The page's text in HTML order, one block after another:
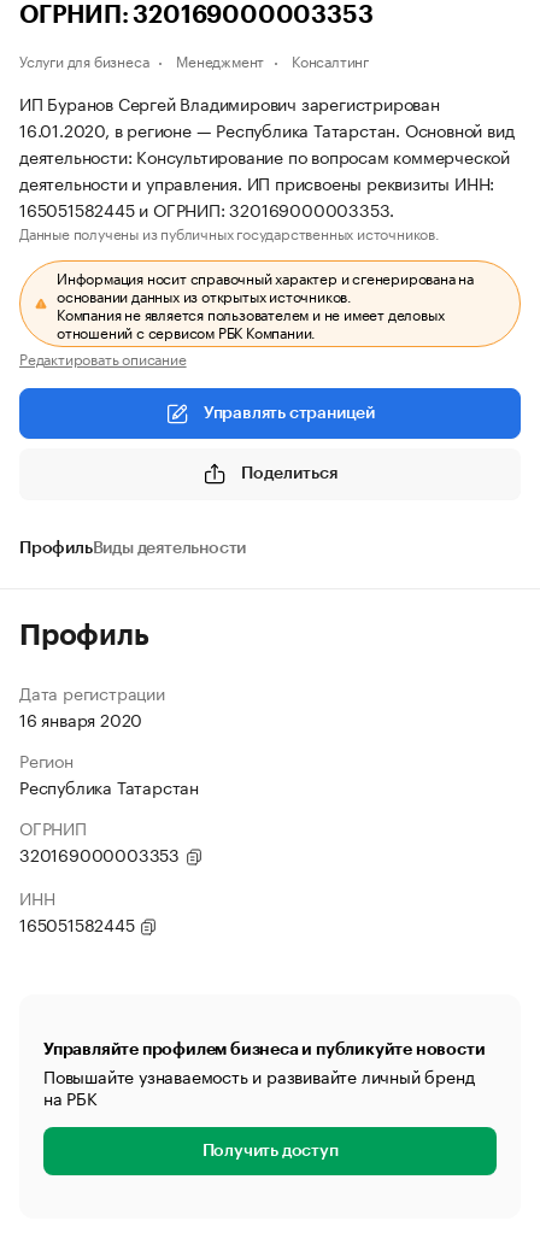
ОГРНИП: 320169000003353
Услуги для бизнеса Менеджмент Консалтинг
ИП Буранов Сергей Владимирович зарегистрирован
16.01.2020, в регионе — Республика Татарстан. Основной вид
деятельности: Консультирование по вопросам коммерческой
деятельности и управления. ИП присвоены реквизиты ИНН:
165051582445 и ОГРНИП: 320169000003353.
Данные получены из публичных государственных источников.
Информация носит справочный характер и сгенерирована на
основании данных из открытых источников.
Компания не является пользователем и не имеет деловых
отношений с сервисом РБК Компании.
Редактировать описание
Управлять страницей
Поделиться
ПрофильВиды деятельности
Профиль
Дата регистрации
16 января 2020
Регион
Республика Татарстан
ОГРНИП
320169000003353
ИНН
165051582445
Управляйте профилем бизнеса и публикуйте новости
Повышайте узнаваемость и развивайте личный бренд
на РБК
Получить доступ